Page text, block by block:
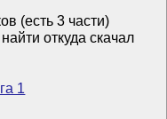
(есть 3 части)
откуда скачал
1